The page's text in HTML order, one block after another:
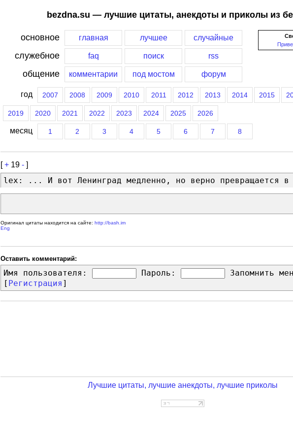
bezdna.su — лучшие цитаты, анекдоты и приколы из
основное главная лучшее случайные
служебное faq поиск rss
общение комментарии под мостом форум
год 2007 2008 2009 2010 2011 2012 2013 2014 2015
2019 2020 2021 2022 2023 2024 2025 2026
месяц 1 2 3 4 5 6 7 8
[+ 19 - ]
lex: ... И вот Ленинград медленно, но верно превращается в
Оригинал цитаты находится на сайте: http://bash.im
Eng
Оставить комментарий:
Имя пользователя: Пароль:
Запомнить
[ Регистрация ]
Лучшие цитаты, лучшие анекдоты, лучшие приколы